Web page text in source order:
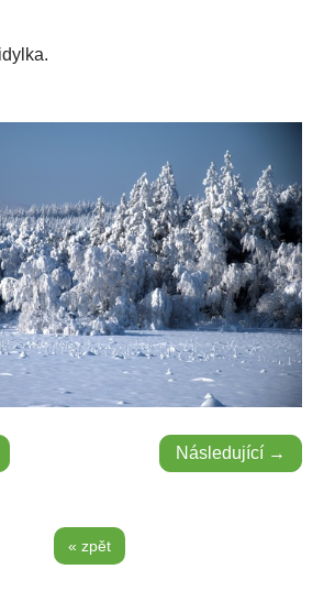
Následující →
« zpět